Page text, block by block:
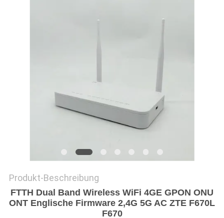
PRIVACY
Produkt-Beschreibung
FTTH Dual Band Wireless WiFi 4GE GPON ONU
ONT Englische Firmware 2,4G 5G AC ZTE F670L
F670